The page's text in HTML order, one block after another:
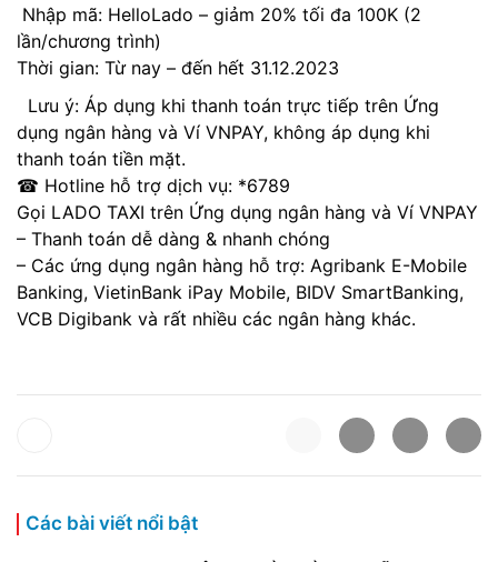
Nhập mã: HelloLado – giảm 20% tối đa 100K (2
lần/chương trình)
Thời gian: Từ nay – đến hết 31.12.2023
Lưu ý: Áp dụng khi thanh toán trực tiếp trên Ứng
dụng ngân hàng và Ví VNPAY, không áp dụng khi
thanh toán tiền mặt.
☎ Hotline hỗ trợ dịch vụ: *6789
Gọi LADO TAXI trên Ứng dụng ngân hàng và Ví VNPAY
– Thanh toán dễ dàng & nhanh chóng
– Các ứng dụng ngân hàng hỗ trợ: Agribank E-Mobile
Banking, VietinBank iPay Mobile, BIDV SmartBanking,
VCB Digibank và rất nhiều các ngân hàng khác.
Các bài viết nổi bật